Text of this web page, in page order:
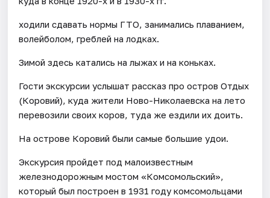
ходили сдавать нормы ГТО, занимались плаванием,
волейболом, греблей на лодках.
Зимой здесь катались на лыжах и на коньках.
​Гости экскурсии услышат рассказ про остров Отдых
(Коровий), куда жители Ново-Николаевска на лето
перевозили своих коров, туда же ездили их доить.
На острове Коровий были самые большие удои.
Экскурсия пройдет под малоизвестным
железнодорожным мостом «Комсомольский»,
который был построен в 1931 году комсомольцами